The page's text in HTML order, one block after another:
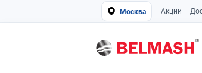
Москва Акции